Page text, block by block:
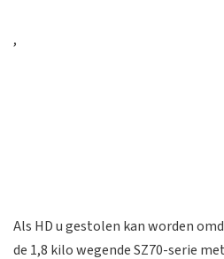
,
Als HD u gestolen kan worden
de 1,8 kilo wegende SZ70-serie